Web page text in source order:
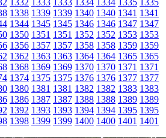
1332 1333 1333 1334 1334 1335 1335
1338 1339 1339 1340 1340 1341 1341
1344 1345 1345 1346 1346 1347 1347
1350 1351 1351 1352 1352 1353 1353
1356 1357 1357 1358 1358 1359 1359
1362 1363 1363 1364 1364 1365 1365
1368 1369 1369 1370 1370 1371 1371
1374 1375 1375 1376 1376 1377 1377
1380 1381 1381 1382 1382 1383 1383
1386 1387 1387 1388 1388 1389 1389
1392 1393 1393 1394 1394 1395 1395
1398 1399 1399 1400 1400 1401 1401